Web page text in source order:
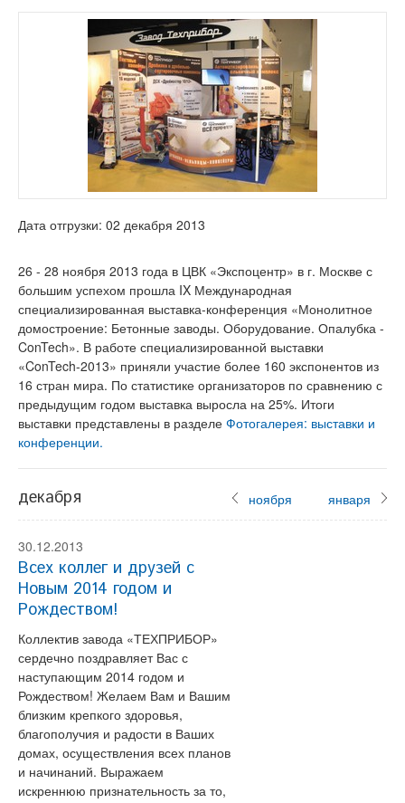
Дата отгрузки: 02 декабря 2013
26 - 28 ноября 2013 года в ЦВК «Экспоцентр» в г. Москве с
большим успехом прошла IX Международная
специализированная выставка-конференция «Монолитное
домостроение: Бетонные заводы. Оборудование. Опалубка -
ConTech». В работе специализированной выставки
«ConTech-2013» приняли участие более 160 экспонентов из
16 стран мира. По статистике организаторов по сравнению с
предыдущим годом выставка выросла на 25%. Итоги
выставки представлены в разделе Фотогалерея: выставки и
конференции.
ноября января
декабря
30.12.2013
Всех коллег и друзей с
Новым 2014 годом и
Рождеством!
Коллектив завода «ТЕХПРИБОР»
сердечно поздравляет Вас с
наступающим 2014 годом и
Рождеством! Желаем Вам и Вашим
близким крепкого здоровья,
благополучия и радости в Ваших
домах, осуществления всех планов
и начинаний. Выражаем
искреннюю признательность за то,